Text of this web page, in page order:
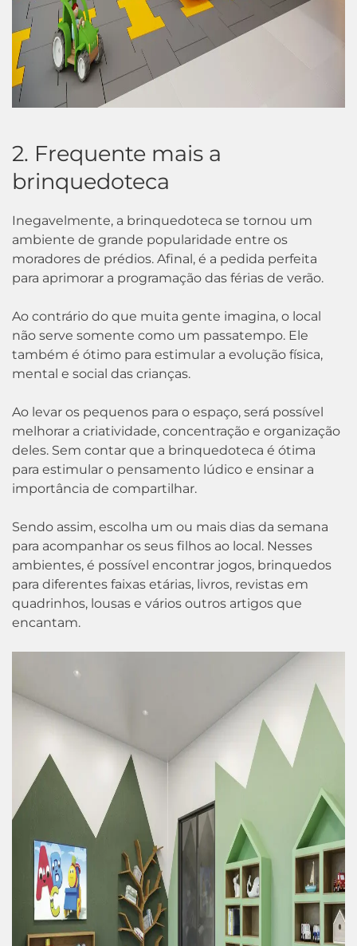
2. Frequente mais a
brinquedoteca
Inegavelmente, a brinquedoteca se tornou um
ambiente de grande popularidade entre os
moradores de prédios. Afinal, é a pedida perfeita
para aprimorar a programação das férias de verão.
Ao contrário do que muita gente imagina, o local
não serve somente como um passatempo. Ele
também é ótimo para estimular a evolução física,
mental e social das crianças.
Ao levar os pequenos para o espaço, será possível
melhorar a criatividade, concentração e organização
deles. Sem contar que a brinquedoteca é ótima
para estimular o pensamento lúdico e ensinar a
importância de compartilhar.
Sendo assim, escolha um ou mais dias da semana
para acompanhar os seus filhos ao local. Nesses
ambientes, é possível encontrar jogos, brinquedos
para diferentes faixas etárias, livros, revistas em
quadrinhos, lousas e vários outros artigos que
encantam.